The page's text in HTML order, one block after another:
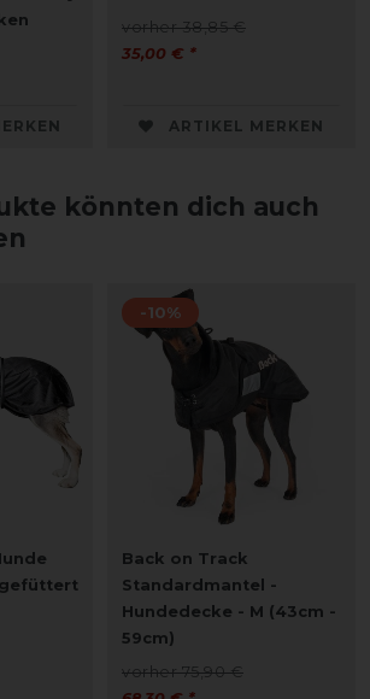
vorher 38,85 €
35,00 € *
ARTIKEL MERKEN
könnten dich auch
-10%
Back on Track
Standardmantel -
Hundedecke - M (43cm -
59cm)
vorher 75,90 €